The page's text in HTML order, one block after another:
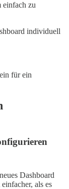
einfach zu
individuell
für ein
Dashboard
als es